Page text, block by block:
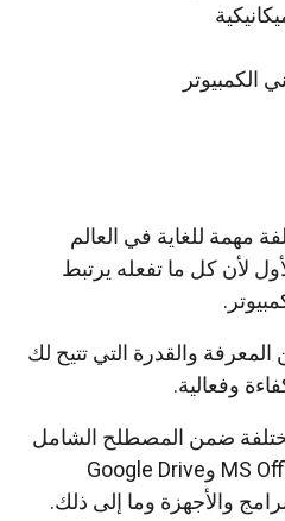
الكمبيوتر
مهمة للغاية في العالم
لأن كل ما تفعله يرتبط
والقدرة التي تتيح لك
وفعالية.
ضمن المصطلح الشامل
لمهارات الكمبيوتر، مثل MS Office وGoogle Drive
والأجهزة وما إلى ذلك.